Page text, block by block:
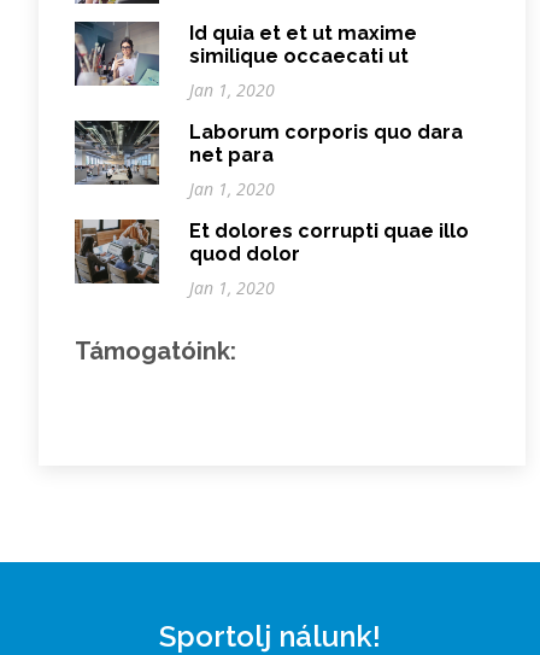
Id quia et et ut maxime
similique occaecati ut
Jan 1, 2020
Laborum corporis quo dara
net para
Jan 1, 2020
Et dolores corrupti quae illo
quod dolor
Jan 1, 2020
Támogatóink:
Sportolj nálunk!